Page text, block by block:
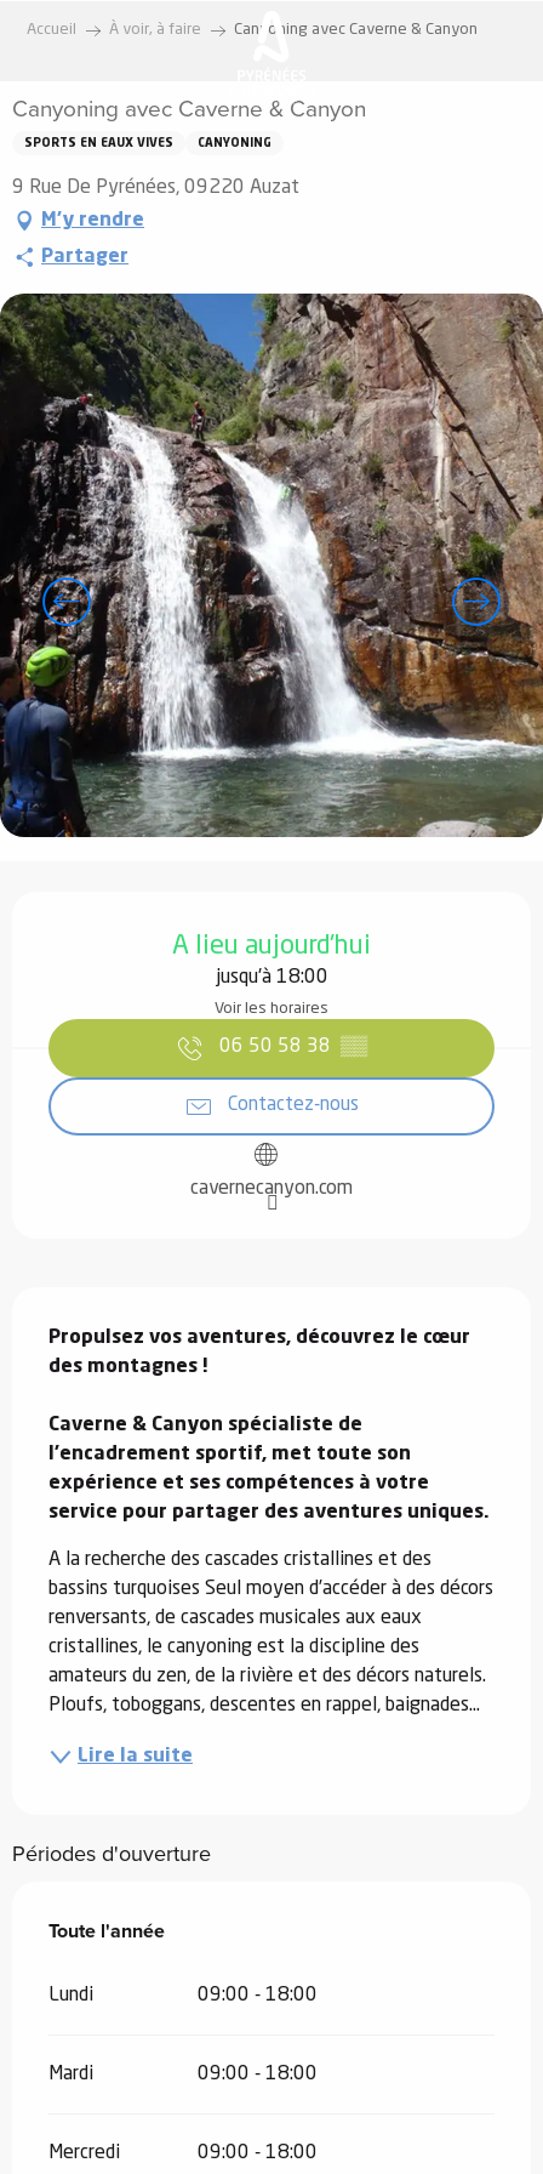
principal
Accueil À voir, à faire Canyoning avec Caverne & Canyon
Canyoning avec Caverne & Canyon
SPORTS EN EAUX VIVES CANYONING
9 Rue De Pyrénées, 09220 Auzat
M'y rendre
Partager
A lieu aujourd'hui
jusqu'à 18:00
Voir les horaires
06 50 58 38 ▒▒
Contactez-nous
cavernecanyon.com
Propulsez vos aventures, découvrez le cœur
des montagnes !
Caverne & Canyon spécialiste de
l'encadrement sportif, met toute son
expérience et ses compétences à votre
service pour partager des aventures uniques.
A la recherche des cascades cristallines et des
bassins turquoises Seul moyen d’accéder à des décors
renversants, de cascades musicales aux eaux
cristallines, le canyoning est la discipline des
amateurs du zen, de la rivière et des décors naturels.
Ploufs, toboggans, descentes en rappel, baignades...
Lire la suite
Périodes d'ouverture
Toute l'année
Toute l'année
Lundi 09:00 - 18:00
Mardi 09:00 - 18:00
Mercredi 09:00 - 18:00